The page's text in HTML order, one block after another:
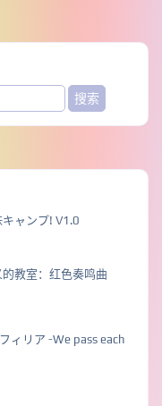
ャンプ! V1.0
教室：红色奏鸣曲
ィリア -We pass each